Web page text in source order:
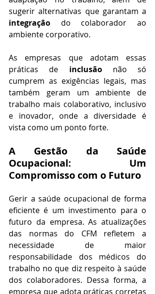
integração do colaborador ao
ambiente corporativo.
As empresas que adotam essas
práticas de inclusão não só
cumprem as exigências legais, mas
também geram um ambiente de
trabalho mais colaborativo, inclusivo
e inovador, onde a diversidade é
vista como um ponto forte.
A Gestão da Saúde
Ocupacional: Um
Compromisso com o Futuro
Gerir a saúde ocupacional de forma
eficiente é um investimento para o
futuro da empresa. As atualizações
das normas do CFM refletem a
necessidade de maior
responsabilidade dos médicos do
trabalho no que diz respeito à saúde
dos colaboradores. Dessa forma, a
empresa que adota práticas corretas